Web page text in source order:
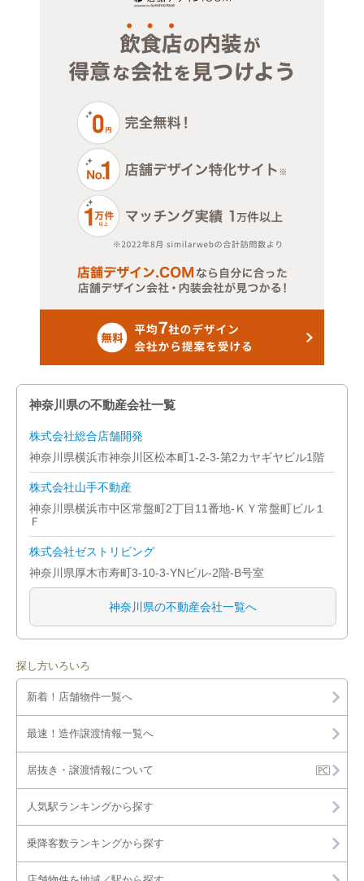
横浜市神奈川区
横浜市瀬谷区
横浜市西区
横浜市青葉区
横浜市泉区
横浜市中区
横浜市鶴見区
横浜市都筑区
横浜市保土ケ谷区
横浜市緑区
川崎市宮前区
川崎市幸区
川崎市中原区
川崎市麻生区
横須賀市
平塚市
鎌倉市
神奈川県の不動産会社一覧
株式会社総合店舗開発
神奈川県横浜市神奈川区松本町1-2-3-第2カヤギヤビル1階
株式会社山手不動産
神奈川県横浜市中区常盤町2丁目11番地-ＫＹ常盤町ビル１
Ｆ
株式会社ゼストリビング
神奈川県厚木市寿町3-10-3-YNビル-2階-B号室
神奈川県の不動産会社一覧へ
探し方いろいろ
新着！店舗物件一覧へ
最速！造作譲渡情報一覧へ
居抜き・譲渡情報について
人気駅ランキングから探す
乗降客数ランキングから探す